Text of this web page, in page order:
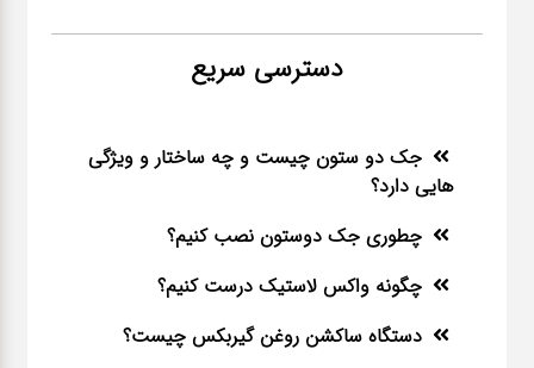
دسترسی سریع
جک دو ستون چیست و چه ساختار و ویژگی
هایی دارد؟
چطوری جک دوستون نصب کنیم؟
چگونه واکس لاستیک درست کنیم؟
دستگاه ساکشن روغن گیربکس چیست؟